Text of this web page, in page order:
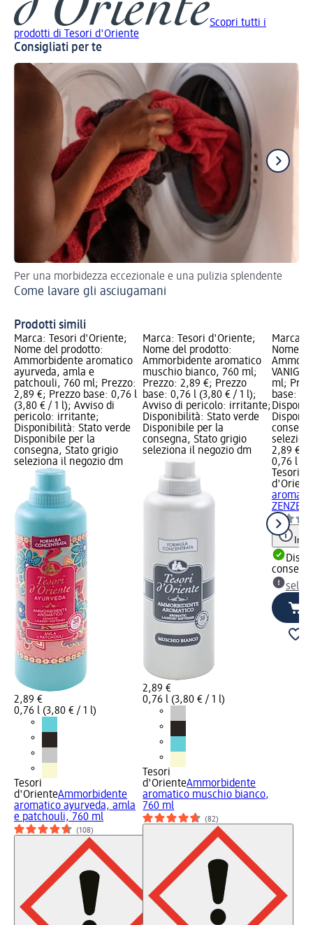
Scopri tutti i
prodotti di Tesori d'Oriente
Consigliati per te
Per una morbidezza eccezionale e una pulizia splendente
Come lavare gli asciugamani
Prodotti simili
Marca: Tesori d'Oriente;
Nome del prodotto:
Ammorbidente aromatico
ayurveda, amla e
patchouli, 760 ml; Prezzo:
2,89 €; Prezzo base: 0,76 l
(3,80 € / 1 l); Avviso di
pericolo: irritante;
Disponibilità: Stato verde
Disponibile per la
consegna, Stato grigio
seleziona il negozio dm
2,89 €
0,76 l (3,80 € / 1 l)
Tesori
d'OrienteAmmorbidente
aromatico ayurveda, amla
e patchouli, 760 ml
(108)
Marca: Tesori d'Oriente;
Nome del prodotto:
Ammorbidente aromatico
muschio bianco, 760 ml;
Prezzo: 2,89 €; Prezzo
base: 0,76 l (3,80 € / 1 l);
Avviso di pericolo: irritante;
Disponibilità: Stato verde
Disponibile per la
consegna, Stato grigio
seleziona il negozio dm
2,89 €
0,76 l (3,80 € / 1 l)
Tesori
d'OrienteAmmorbidente
aromatico muschio bianco,
760 ml
(82)
Marca:
Nome
ml;
base:
2,89 €
0,76 l
Tesori